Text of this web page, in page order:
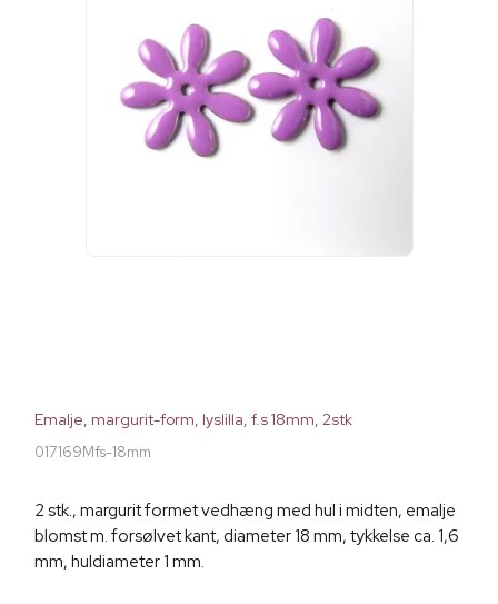
Emalje, margurit-form, lyslilla, f.s 18mm, 2stk
017169Mfs-18mm
2 stk., margurit formet vedhæng med hul i midten, emalje
blomst m. forsølvet kant, diameter 18 mm, tykkelse ca. 1,6
mm, huldiameter 1 mm.